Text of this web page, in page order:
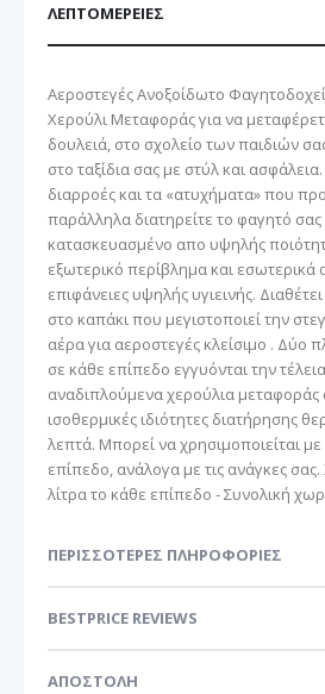
ΛΕΠΤΟΜΈΡΕΙΕΣ
Αεροστεγές Ανοξοίδωτο
Χερούλι Μεταφοράς για να
δουλειά, στο σχολείο των παιδιών
στο ταξίδια σας με στύλ και
διαρροές και τα «ατυχήματα» που
παράλληλα διατηρείτε το φαγητό σας
κατασκευασμένο απο υψηλής
εξωτερικό περίβλημα και εσωτερικά
επιφάνειες υψηλής υγιεινής.
στο καπάκι που μεγιστοποιεί την
αέρα για αεροστεγές κλείσιμο . Δύο
σε κάθε επίπεδο εγγυόνται την
αναδιπλούμενα χερούλια μεταφοράς
ισοθερμικές ιδιότητες διατήρησης
λεπτά. Μπορεί να χρησιμοποιείται με
επίπεδο, ανάλογα με τις ανάγκες
λίτρα το κάθε επίπεδο - Συνολική
ΠΕΡΙΣΣΌΤΕΡΕΣ ΠΛΗΡΟΦΟΡΊΕΣ
BESTPRICE REVIEWS
ΑΠΟΣΤΟΛΗ